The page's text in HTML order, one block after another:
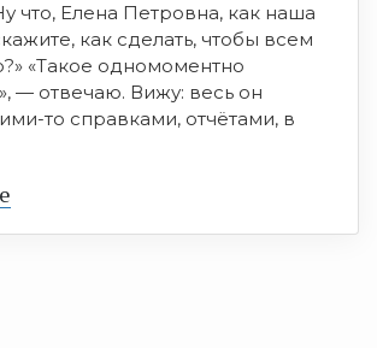
что, Елена Петровна, как наша
как сделать, чтобы всем
«Такое одномоментно
— отвечаю. Вижу: весь он
то справками, отчётами, в